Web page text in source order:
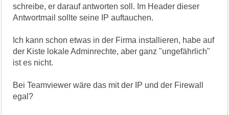
schreibe, er darauf antworten soll. Im Header dieser
Antwortmail sollte seine IP auftauchen.
Ich kann schon etwas in der Firma installieren, habe auf
der Kiste lokale Adminrechte, aber ganz "ungefährlich"
ist es nicht.
Bei Teamviewer wäre das mit der IP und der Firewall
egal?